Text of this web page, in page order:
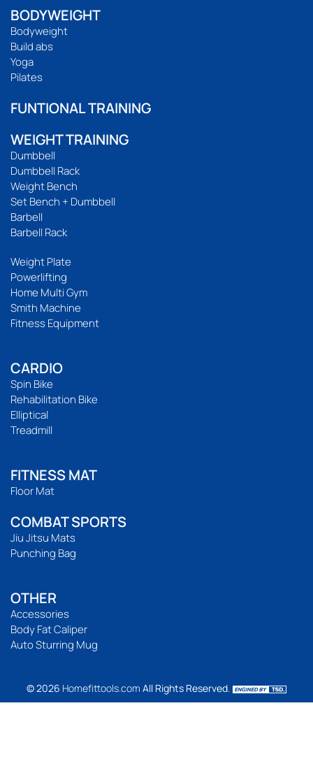
BODYWEIGHT
Bodyweight
Build abs
Yoga
Pilates
FUNTIONAL TRAINING
WEIGHT TRAINING
Dumbbell
Dumbbell Rack
Weight Bench
Set Bench + Dumbbell
Barbell
Barbell Rack
Weight Plate
Powerlifting
Home Multi Gym
Smith Machine
Fitness Equipment
CARDIO
Spin Bike
Rehabilitation Bike
Elliptical
Treadmill
FITNESS MAT
Floor Mat
COMBAT SPORTS
Jiu Jitsu Mats
Punching Bag
OTHER
Accessories
Body Fat Caliper
Auto Sturring Mug
© 2026 Homefittools.com All Rights Reserved.